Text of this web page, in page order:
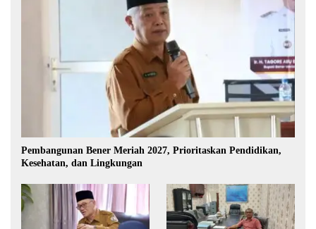
Pembangunan Bener Meriah 2027, Prioritaskan Pendidikan,
Kesehatan, dan Lingkungan